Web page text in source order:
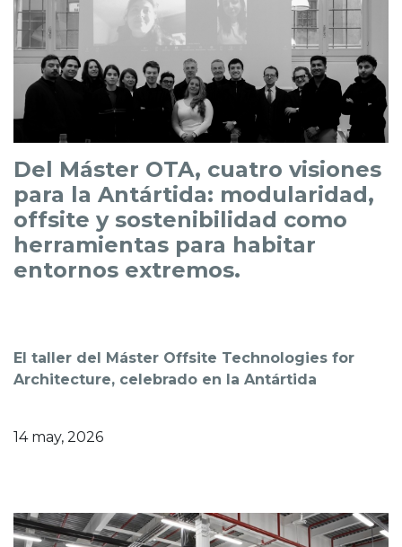
Del Máster OTA, cuatro visiones
para la Antártida: modularidad,
offsite y sostenibilidad como
herramientas para habitar
entornos extremos.
El taller del Máster Offsite Technologies for
Architecture, celebrado en la Antártida
14 may, 2026